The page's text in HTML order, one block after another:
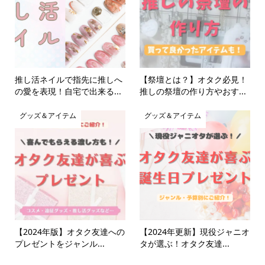
推し活ネイルで指先に推しへ
の愛を表現！自宅で出来る...
【祭壇とは？】オタク必見！
推しの祭壇の作り方やおす...
グッズ＆アイテム
【2024年版】オタク友達への
プレゼントをジャンル...
グッズ＆アイテム
【2024年更新】現役ジャニオ
タが選ぶ！オタク友達...